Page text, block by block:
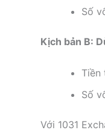
Số
Kịch bản B:
Tiền
Số
Với 1031